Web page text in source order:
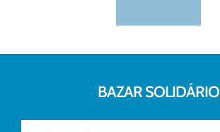
BAZAR SOLIDÁRIO